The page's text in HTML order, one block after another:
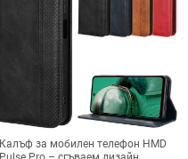
Калъф за мобилен телефон HMD